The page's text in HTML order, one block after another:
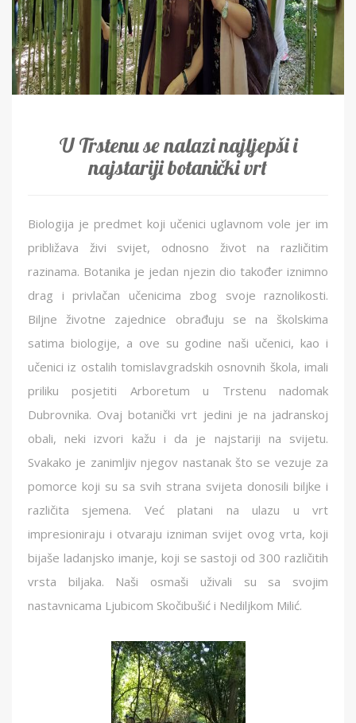
U Trstenu se nalazi najljepši i
najstariji botanički vrt
Biologija je predmet koji učenici uglavnom vole jer im
približava živi svijet, odnosno život na različitim
razinama. Botanika je jedan njezin dio također iznimno
drag i privlačan učenicima zbog svoje raznolikosti.
Biljne životne zajednice obrađuju se na školskima
satima biologije, a ove su godine naši učenici, kao i
učenici iz ostalih tomislavgradskih osnovnih škola, imali
priliku posjetiti Arboretum u Trstenu nadomak
Dubrovnika. Ovaj botanički vrt jedini je na jadranskoj
obali, neki izvori kažu i da je najstariji na svijetu.
Svakako je zanimljiv njegov nastanak što se vezuje za
pomorce koji su sa svih strana svijeta donosili biljke i
različita sjemena. Već platani na ulazu u vrt
impresioniraju i otvaraju izniman svijet ovog vrta, koji
bijaše ladanjsko imanje, koji se sastoji od 300 različitih
vrsta biljaka. Naši osmaši uživali su sa svojim
nastavnicama Ljubicom Skočibušić i Nediljkom Milić.